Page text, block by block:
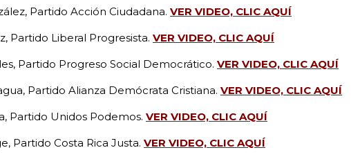
Partido Acción Ciudadana. VER VIDEO, CLIC AQUÍ
Partido Liberal Progresista. VER VIDEO, CLIC AQUÍ
Partido Progreso Social Democrático. VER VIDEO, CLIC AQUÍ
Partido Alianza Demócrata Cristiana. VER VIDEO, CLIC AQUÍ
Partido Unidos Podemos. VER VIDEO, CLIC AQUÍ
Partido Costa Rica Justa. VER VIDEO, CLIC AQUÍ